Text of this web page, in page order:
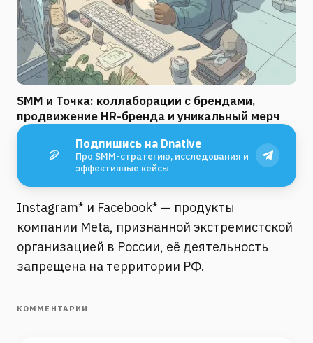
SMM и Точка: коллаборации с брендами,
продвижение HR-бренда и уникальный мерч
Подпишись на Dnative
Про SMM-стратегию, исследования и
эффективные кейсы
Instagram* и Facebook* — продукты
компании Meta, признанной экстремистской
организацией в России, её деятельность
запрещена на территории РФ.
КОММЕНТАРИИ